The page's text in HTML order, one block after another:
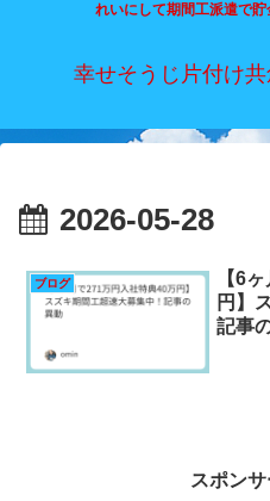
れいにして期間工派遣で
幸せそうじ片付け
2026-05-28
ブログ
【6
円】
記事
スポン